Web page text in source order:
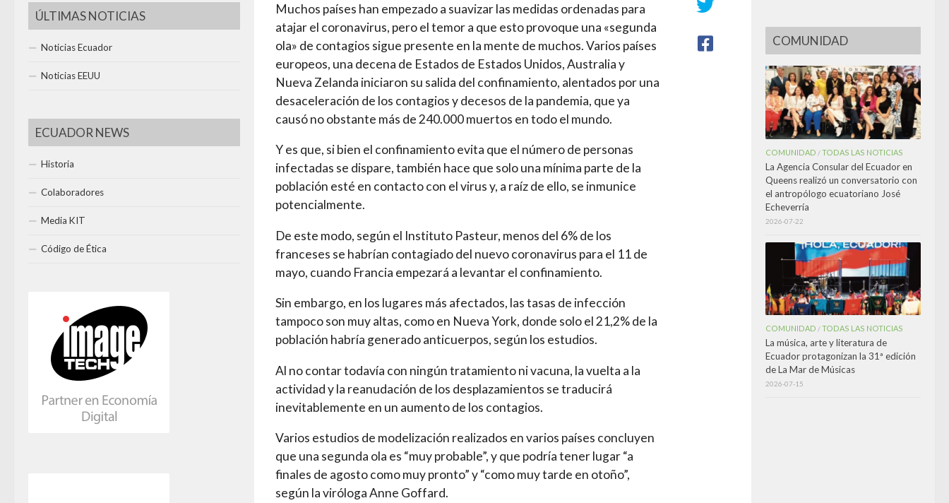
Muchos países han empezado a suavizar las medidas ordenadas para
atajar el coronavirus, pero el temor a que esto provoque una «segunda
ola» de contagios sigue presente en la mente de muchos. Varios países
europeos, una decena de Estados de Estados Unidos, Australia y
Nueva Zelanda iniciaron su salida del confinamiento, alentados por una
desaceleración de los contagios y decesos de la pandemia, que ya
causó no obstante más de 240.000 muertos en todo el mundo.
Y es que, si bien el confinamiento evita que el número de personas
infectadas se dispare, también hace que solo una mínima parte de la
población esté en contacto con el virus y, a raíz de ello, se inmunice
potencialmente.
De este modo, según el Instituto Pasteur, menos del 6% de los
franceses se habrían contagiado del nuevo coronavirus para el 11 de
mayo, cuando Francia empezará a levantar el confinamiento.
Sin embargo, en los lugares más afectados, las tasas de infección
tampoco son muy altas, como en Nueva York, donde solo el 21,2% de la
población habría generado anticuerpos, según los estudios.
Al no contar todavía con ningún tratamiento ni vacuna, la vuelta a la
actividad y la reanudación de los desplazamientos se traducirá
inevitablemente en un aumento de los contagios.
Varios estudios de modelización realizados en varios países concluyen
que una segunda ola es “muy probable”, y que podría tener lugar “a
finales de agosto como muy pronto” y “como muy tarde en otoño”,
según la viróloga Anne Goffard.
ÚLTIMAS NOTICIAS
Noticias Ecuador
Noticias EEUU
ECUADOR NEWS
Historia
Colaboradores
Media KIT
Código de Ética
COMUNIDAD
COMUNIDAD /TODAS LAS NOTICIAS
La Agencia Consular del Ecuador en
Queens realizó un conversatorio con
el antropólogo ecuatoriano José
Echeverría
2026-07-22
COMUNIDAD /TODAS LAS NOTICIAS
La música, arte y literatura de
Ecuador protagonizan la 31ª edición
de La Mar de Músicas
2026-07-15